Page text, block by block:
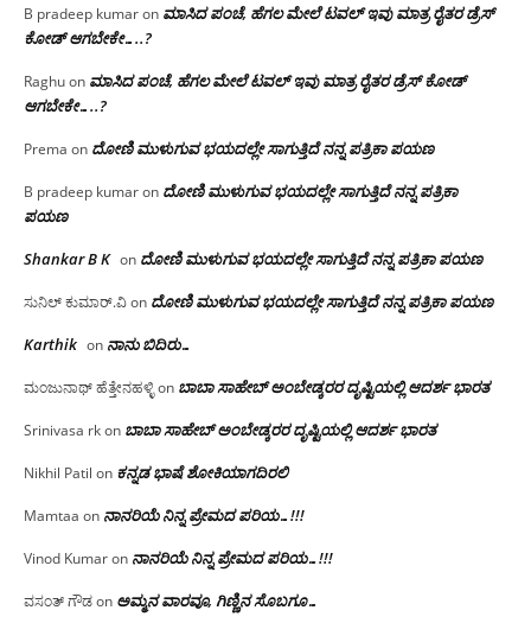
B pradeep kumaron ಮಾಸಿದ ಪಂಚೆ, ಹೆಗಲ ಮೇಲೆ ಟವಲ್‌ ಇವು ಮಾತ್ರ ರೈತರ ಡ್ರೆಸ್‌
ಕೋಡ್ ಆಗಬೇಕೇ…..?‌
Raghuon ಮಾಸಿದ ಪಂಚೆ, ಹೆಗಲ ಮೇಲೆ ಟವಲ್‌ ಇವು ಮಾತ್ರ ರೈತರ ಡ್ರೆಸ್‌ ಕೋಡ್
ಆಗಬೇಕೇ…..?‌
Prema on ದೋಣಿ ಮುಳುಗುವ ಭಯದಲ್ಲೇ ಸಾಗುತ್ತಿದೆ ನನ್ನ ಪತ್ರಿಕಾ ಪಯಣ
B pradeep kumaron ದೋಣಿ ಮುಳುಗುವ ಭಯದಲ್ಲೇ ಸಾಗುತ್ತಿದೆ ನನ್ನ ಪತ್ರಿಕಾ
ಪಯಣ
Shankar B K on ದೋಣಿ ಮುಳುಗುವ ಭಯದಲ್ಲೇ ಸಾಗುತ್ತಿದೆ ನನ್ನ ಪತ್ರಿಕಾ ಪಯಣ
ಸುನಿಲ್ ಕುಮಾರ್.ವಿon ದೋಣಿ ಮುಳುಗುವ ಭಯದಲ್ಲೇ ಸಾಗುತ್ತಿದೆ ನನ್ನ ಪತ್ರಿಕಾ ಪಯಣ
Karthik on ನಾನು ಬಿದಿರು…
ಮಂಜುನಾಥ್ ಹೆತ್ತೇನಹಳ್ಳಿon ಬಾಬಾ ಸಾಹೇಬ್ ಅಂಬೇಡ್ಕರರ ದೃಷ್ಟಿಯಲ್ಲಿ ಆದರ್ಶ ಭಾರತ
Srinivasa rkon ಬಾಬಾ ಸಾಹೇಬ್ ಅಂಬೇಡ್ಕರರ ದೃಷ್ಟಿಯಲ್ಲಿ ಆದರ್ಶ ಭಾರತ
Nikhil Patil on ಕನ್ನಡ ಭಾಷೆ ಶೋಕಿಯಾಗದಿರಲಿ
Mamtaa on ನಾನರಿಯೆ ನಿನ್ನ ಪ್ರೇಮದ ಪರಿಯ…!!!
Vinod Kumaron ನಾನರಿಯೆ ನಿನ್ನ ಪ್ರೇಮದ ಪರಿಯ…!!!
ವಸಂತ್ ಗೌಡon ಅಮ್ಮನ ವಾರವೂ, ಗಿಣ್ಣಿನ ಸೊಬಗೂ…